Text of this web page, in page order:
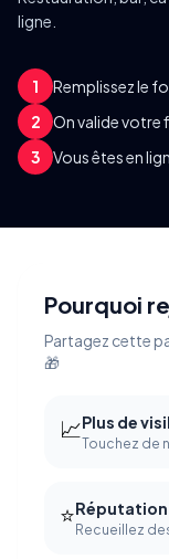
ligne.
1
Remplissez le
2
On valide votre
3
Vous êtes en
Pourquoi
Partagez cette
🎁
📈Plus de
Touchez de
⭐
Recueillez